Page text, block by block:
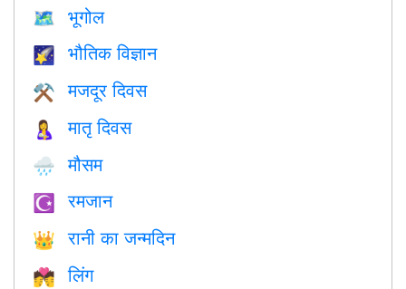
🗺 भूगोल
🌠 भौतिक विज्ञान
⚒️ मजदूर दिवस
🤱 मातृ दिवस
🌧 मौसम
☪️ रमजान
👑 रानी का जन्मदिन
💏 लिंग